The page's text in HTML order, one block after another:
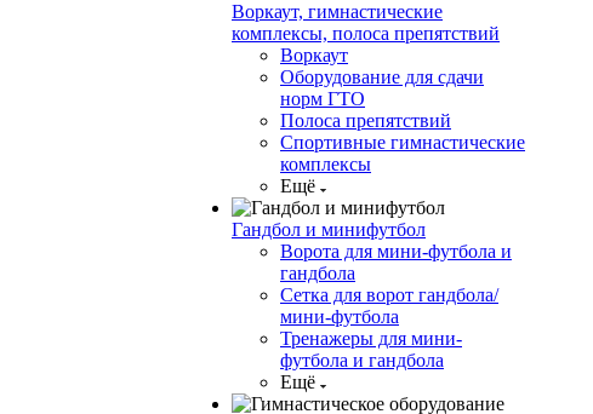
Воркаут, гимнастические
комплексы, полоса препятствий
Воркаут
Оборудование для сдачи
норм ГТО
Полоса препятствий
Спортивные гимнастические
комплексы
Ещё
Гандбол и минифутбол
Ворота для мини-футбола и
гандбола
Сетка для ворот гандбола/
мини-футбола
Тренажеры для мини-
футбола и гандбола
Ещё